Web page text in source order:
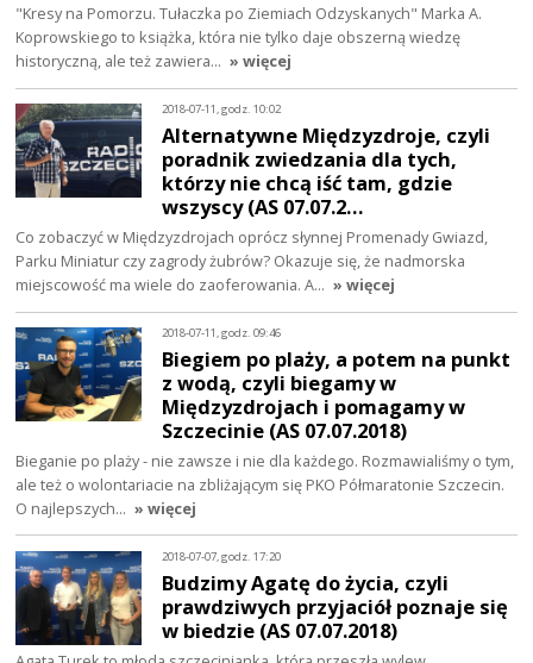
"Kresy na Pomorzu. Tułaczka po Ziemiach Odzyskanych" Marka A.
Koprowskiego to książka, która nie tylko daje obszerną wiedzę
historyczną, ale też zawiera… » więcej
2018-07-11, godz. 10:02
Alternatywne Międzyzdroje, czyli
poradnik zwiedzania dla tych,
którzy nie chcą iść tam, gdzie
wszyscy (AS 07.07.2…
Co zobaczyć w Międzyzdrojach oprócz słynnej Promenady Gwiazd,
Parku Miniatur czy zagrody żubrów? Okazuje się, że nadmorska
miejscowość ma wiele do zaoferowania. A… » więcej
2018-07-11, godz. 09:46
Biegiem po plaży, a potem na punkt
z wodą, czyli biegamy w
Międzyzdrojach i pomagamy w
Szczecinie (AS 07.07.2018)
Bieganie po plaży - nie zawsze i nie dla każdego. Rozmawialiśmy o tym,
ale też o wolontariacie na zbliżającym się PKO Półmaratonie Szczecin.
O najlepszych… » więcej
2018-07-07, godz. 17:20
Budzimy Agatę do życia, czyli
prawdziwych przyjaciół poznaje się
w biedzie (AS 07.07.2018)